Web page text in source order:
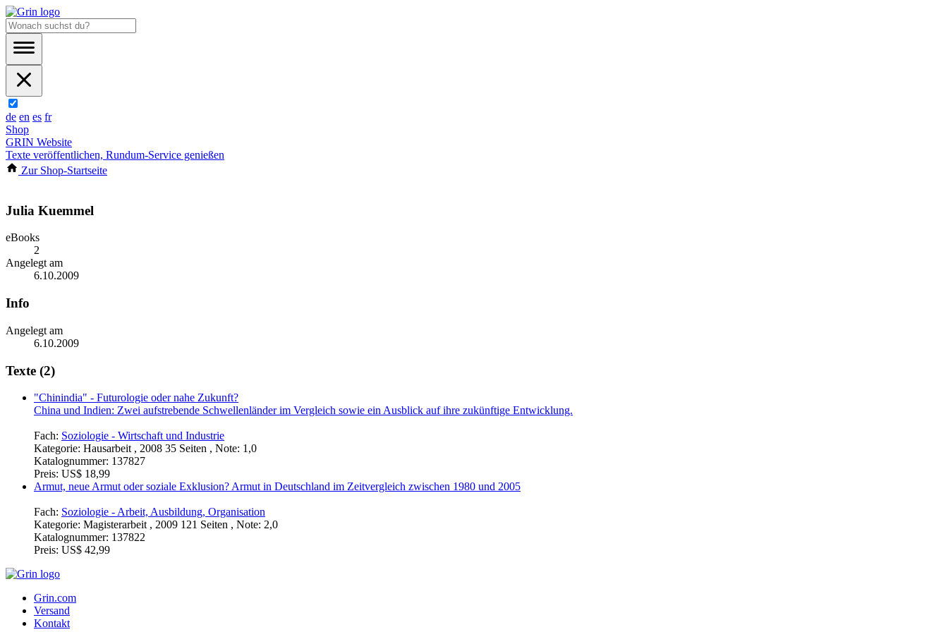
de en es fr
Shop
GRIN Website
Texte veröffentlichen, Rundum-Service genießen
Zur Shop-Startseite
Julia Kuemmel
eBooks
2
Angelegt am
6.10.2009
Info
Angelegt am
6.10.2009
Texte (2)
"Chinindia" - Futurologie oder nahe Zukunft?
China und Indien: Zwei aufstrebende Schwellenländer im Vergleich sowie ein Ausblick auf ihre zukünftige Entwicklung.
Fach: Soziologie - Wirtschaft und Industrie
Kategorie: Hausarbeit , 2008 35 Seiten , Note: 1,0
Katalognummer: 137827
Preis: US$ 18,99
Armut, neue Armut oder soziale Exklusion? Armut in Deutschland im Zeitvergleich zwischen 1980 und 2005
Fach: Soziologie - Arbeit, Ausbildung, Organisation
Kategorie: Magisterarbeit , 2009 121 Seiten , Note: 2,0
Katalognummer: 137822
Preis: US$ 42,99
Grin.com
Versand
Kontakt